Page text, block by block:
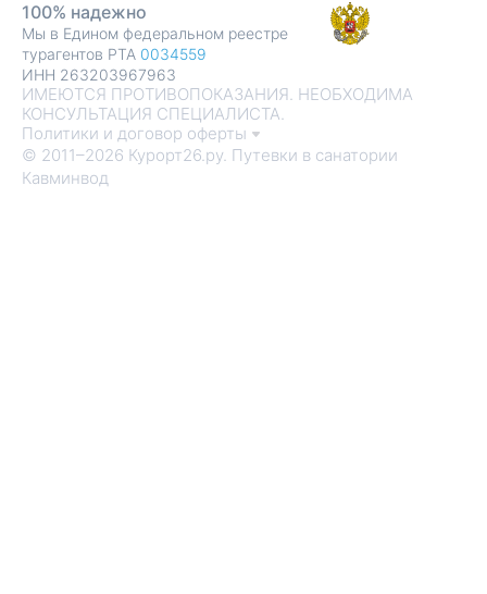
ИМЕЮТСЯ ПРОТИВОПОКАЗАНИЯ. НЕОБХОДИМА
КОНСУЛЬТАЦИЯ СПЕЦИАЛИСТА.
Политики и договор оферты
© 2011–2026 Курорт26.ру. Путевки в санатории
Кавминвод
100% надежно
Мы в Едином федеральном реестре
турагентов РТА 0034559
ИНН 263203967963